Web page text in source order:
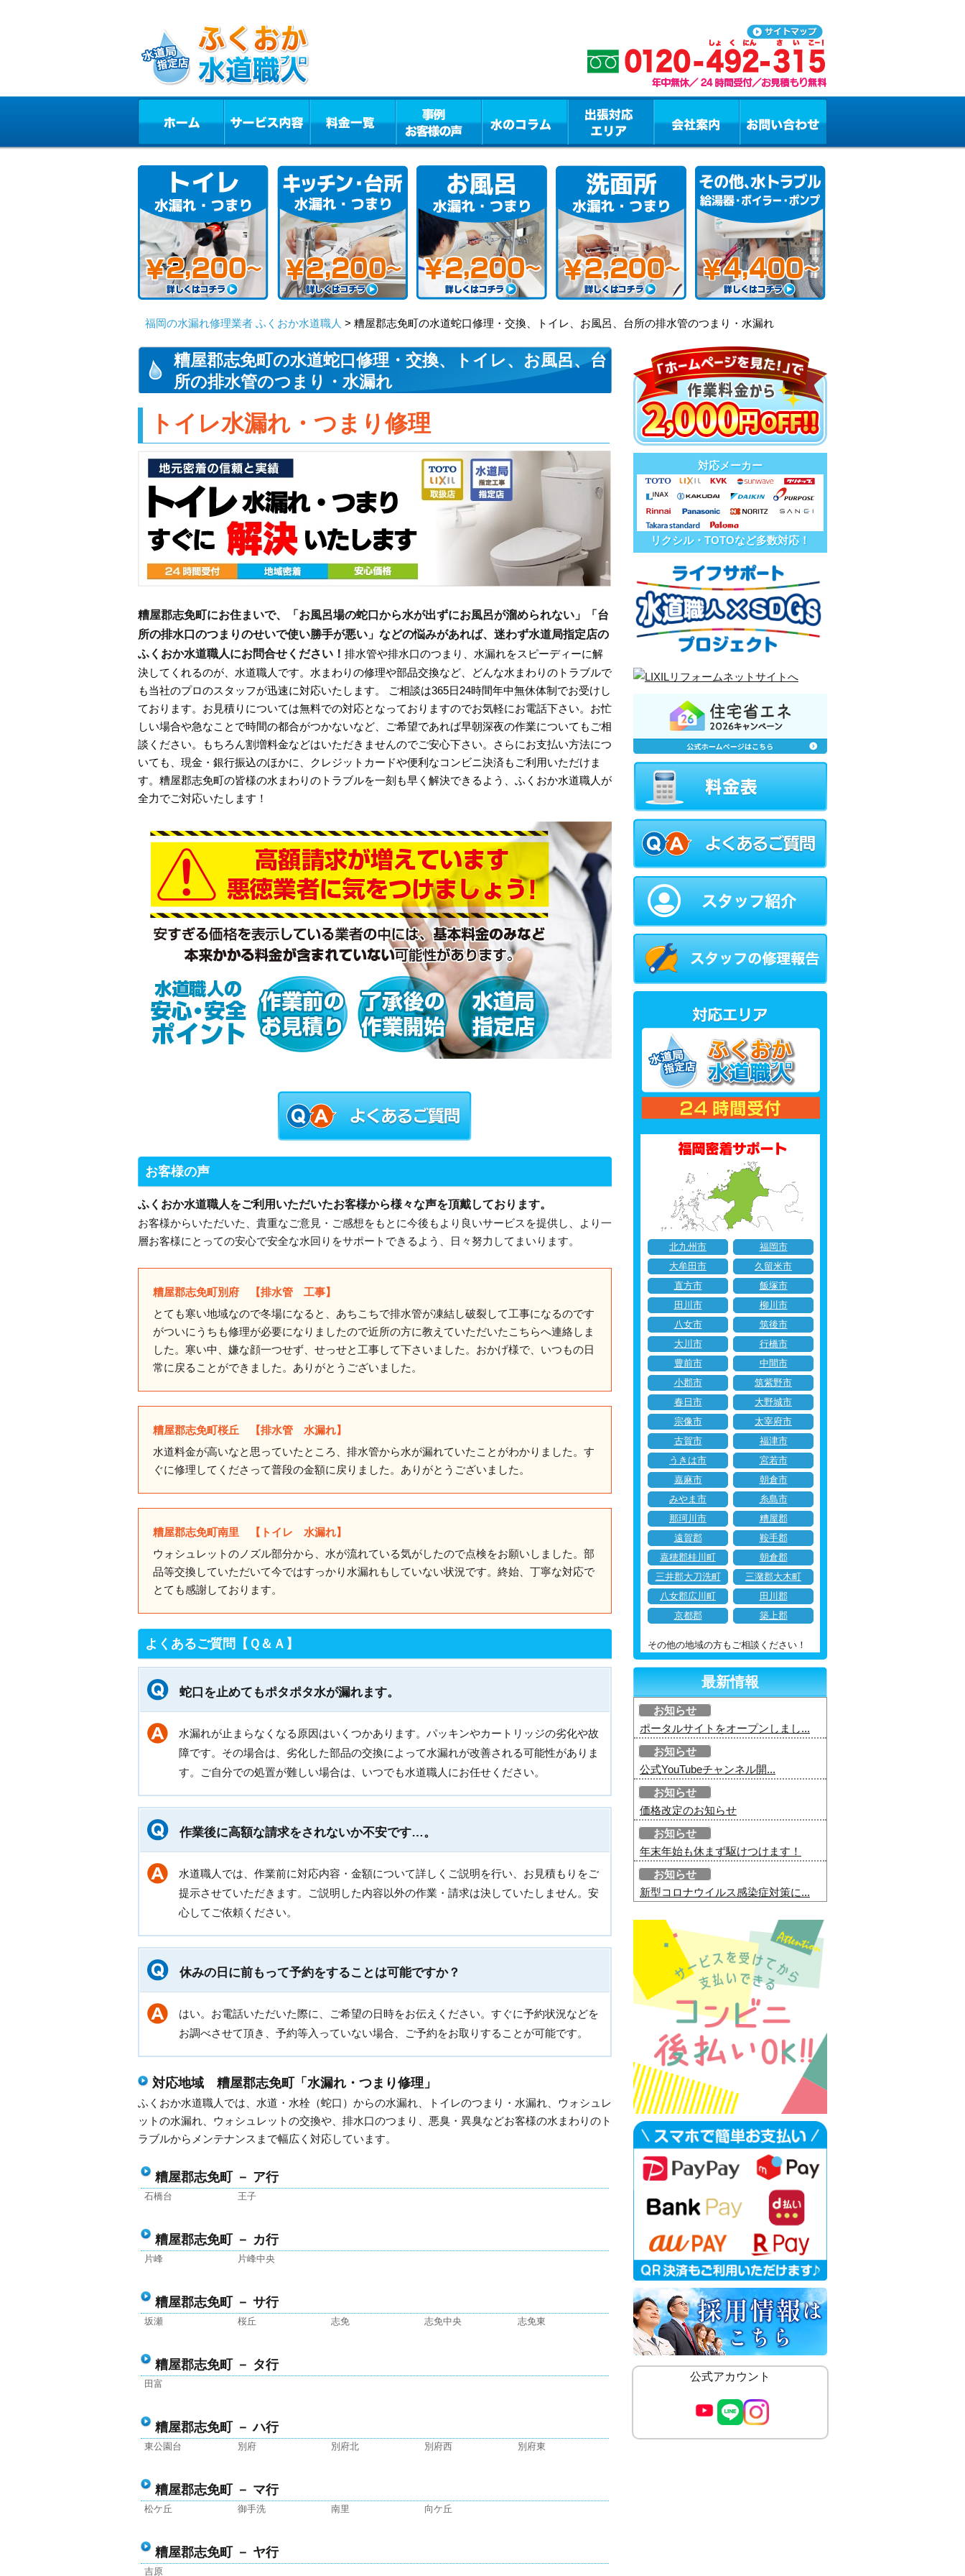
福岡の水漏れ修理業者 ふくおか水道職人 > 糟屋郡志免町の水道蛇口修理・交換、トイレ、お風呂、台所の排水管のつまり・水漏れ
糟屋郡志免町の水道蛇口修理・交換、トイレ、お風呂、台
所の排水管のつまり・水漏れ
トイレ水漏れ・つまり修理
糟屋郡志免町にお住まいで、「お風呂場の蛇口から水が出ずにお風呂が溜められない」「台
所の排水口のつまりのせいで使い勝手が悪い」などの悩みがあれば、迷わず水道局指定店の
ふくおか水道職人にお問合せください！ 排水管や排水口のつまり、水漏れをスピーディーに解
決してくれるのが、水道職人です。水まわりの修理や部品交換など、どんな水まわりのトラブルで
も当社のプロのスタッフが迅速に対応いたします。 ご相談は365日24時間年中無休体制でお受けし
ております。お見積りについては無料での対応となっておりますのでお気軽にお電話下さい。お忙
しい場合や急なことで時間の都合がつかないなど、ご希望であれば早朝深夜の作業についてもご相
談ください。もちろん割増料金などはいただきませんのでご安心下さい。さらにお支払い方法につ
いても、現金・銀行振込のほかに、クレジットカードや便利なコンビニ決済もご利用いただけま
す。糟屋郡志免町の皆様の水まわりのトラブルを一刻も早く解決できるよう、ふくおか水道職人が
全力でご対応いたします！
お客様の声
ふくおか水道職人をご利用いただいたお客様から様々な声を頂戴しております。
お客様からいただいた、貴重なご意見・ご感想をもとに今後もより良いサービスを提供し、より一
層お客様にとっての安心で安全な水回りをサポートできるよう、日々努力してまいります。
糟屋郡志免町別府 【排水管 工事】
とても寒い地域なので冬場になると、あちこちで排水管が凍結し破裂して工事になるのです
がついにうちも修理が必要になりましたので近所の方に教えていただいたこちらへ連絡しま
した。寒い中、嫌な顔一つせず、せっせと工事して下さいました。おかげ様で、いつもの日
常に戻ることができました。ありがとうございました。
糟屋郡志免町桜丘 【排水管 水漏れ】
水道料金が高いなと思っていたところ、排水管から水が漏れていたことがわかりました。す
ぐに修理してくださって普段の金額に戻りました。ありがとうございました。
糟屋郡志免町南里 【トイレ 水漏れ】
ウォシュレットのノズル部分から、水が流れている気がしたので点検をお願いしました。部
品等交換していただいて今ではすっかり水漏れもしていない状況です。終始、丁寧な対応で
とても感謝しております。
よくあるご質問【Ｑ＆Ａ】
蛇口を止めてもポタポタ水が漏れます。
水漏れが止まらなくなる原因はいくつかあります。パッキンやカートリッジの劣化や故
障です。その場合は、劣化した部品の交換によって水漏れが改善される可能性がありま
す。ご自分での処置が難しい場合は、いつでも水道職人にお任せください。
作業後に高額な請求をされないか不安です…。
水道職人では、作業前に対応内容・金額について詳しくご説明を行い、お見積もりをご
提示させていただきます。ご説明した内容以外の作業・請求は決していたしません。安
心してご依頼ください。
休みの日に前もって予約をすることは可能ですか？
はい。お電話いただいた際に、ご希望の日時をお伝えください。すぐに予約状況などを
お調べさせて頂き、予約等入っていない場合、ご予約をお取りすることが可能です。
対応地域 糟屋郡志免町「水漏れ・つまり修理」
ふくおか水道職人では、水道・水栓（蛇口）からの水漏れ、トイレのつまり・水漏れ、ウォシュレ
ットの水漏れ、ウォシュレットの交換や、排水口のつまり、悪臭・異臭などお客様の水まわりのト
ラブルからメンテナンスまで幅広く対応しています。
糟屋郡志免町 － ア行
石橋台 王子
糟屋郡志免町 － カ行
片峰 片峰中央
糟屋郡志免町 － サ行
坂瀬 桜丘 志免 志免中央 志免東
糟屋郡志免町 － タ行
田富
糟屋郡志免町 － ハ行
東公園台 別府 別府北 別府西 別府東
糟屋郡志免町 － マ行
松ケ丘 御手洗 南里 向ケ丘
糟屋郡志免町 － ヤ行
吉原
対応メーカー
リクシル・TOTOなど多数対応！
北九州市
福岡市
大牟田市
久留米市
直方市
飯塚市
田川市
柳川市
八女市
筑後市
大川市
行橋市
豊前市
中間市
小郡市
筑紫野市
春日市
大野城市
宗像市
太宰府市
古賀市
福津市
うきは市
宮若市
嘉麻市
朝倉市
みやま市
糸島市
那珂川市
糟屋郡
遠賀郡
鞍手郡
嘉穂郡桂川町
朝倉郡
三井郡大刀洗町
三潴郡大木町
八女郡広川町
田川郡
京都郡
築上郡
その他の地域の方もご相談ください！
最新情報
お知らせ
ポータルサイトをオープンしまし...
お知らせ
公式YouTubeチャンネル開...
お知らせ
価格改定のお知らせ
お知らせ
年末年始も休まず駆けつけます！
お知らせ
新型コロナウイルス感染症対策に...
公式アカウント